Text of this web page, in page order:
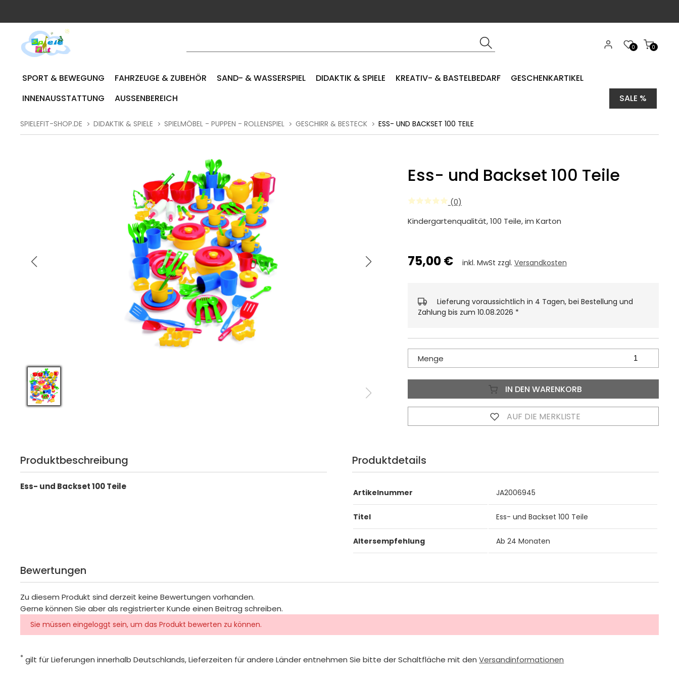
0
0
SPORT & BEWEGUNG FAHRZEUGE & ZUBEHÖR SAND- & WASSERSPIEL DIDAKTIK & SPIELE KREATIV- & BASTELBEDARF
GESCHENKARTIKEL
INNENAUSSTATTUNG
AUSSENBEREICH SALE %
SPIELEFIT-SHOP.DE DIDAKTIK & SPIELE SPIELMÖBEL - PUPPEN - ROLLENSPIEL GESCHIRR & BESTECK ESS- UND BACKSET 100 TEILE
Ess- und Backset 100 Teile
(0)
Kindergartenqualität, 100 Teile, im Karton
75,00 € inkl. MwSt zzgl. Versandkosten
Lieferung voraussichtlich in 4 Tagen, bei Bestellung und
Zahlung bis zum 10.08.2026 *
Menge
IN DEN WARENKORB
AUF DIE MERKLISTE
Produktbeschreibung
Ess- und Backset 100 Teile
Produktdetails
Artikelnummer JA2006945
Titel Ess- und Backset 100 Teile
Altersempfehlung Ab 24 Monaten
Bewertungen
Zu diesem Produkt sind derzeit keine Bewertungen vorhanden.
Gerne können Sie aber als registrierter Kunde einen Beitrag schreiben.
Sie müssen eingeloggt sein, um das Produkt bewerten zu können.
* gilt für Lieferungen innerhalb Deutschlands, Lieferzeiten für andere Länder entnehmen Sie bitte der Schaltfläche mit denVersandinformationen